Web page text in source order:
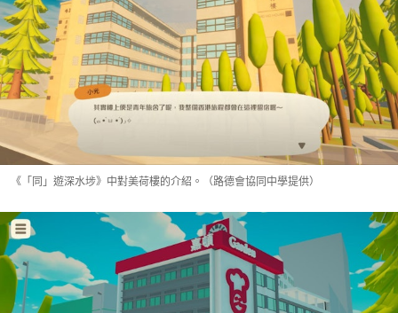
《「同」遊深水埗》中對美荷樓的介紹。（路德會協同中學提供）